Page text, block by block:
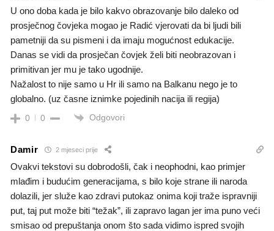
U ono doba kada je bilo kakvo obrazovanje bilo daleko od
prosječnog čovjeka mogao je Radić vjerovati da bi ljudi bili
pametniji da su pismeni i da imaju mogućnost edukacije.
Danas se vidi da prosječan čovjek želi biti neobrazovan i
primitivan jer mu je tako ugodnije.
Nažalost to nije samo u Hr ili samo na Balkanu nego je to
globalno. (uz časne iznimke pojedinih nacija ili regija)
0 0 Odgovori
Damir 2 mjeseci prije
Ovakvi tekstovi su dobrodošli, čak i neophodni, kao primjer
mlađim i budućim generacijama, s bilo koje strane ili naroda
dolazili, jer služe kao zdravi putokaz onima koji traže ispravniji
put, taj put može biti “težak”, ili zapravo lagan jer ima puno veći
smisao od prepuštanja onom što sada vidimo ispred svojih